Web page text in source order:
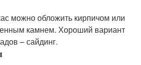
можно обложить кирпичом или
камнем. Хороший вариант
– сайдинг.